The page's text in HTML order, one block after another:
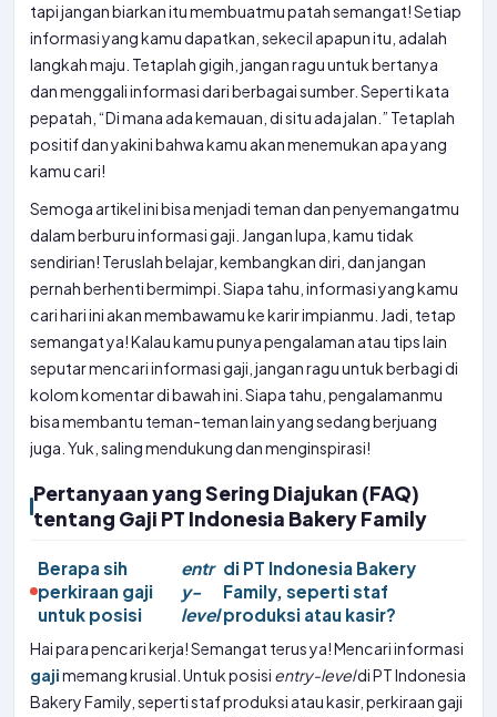
tapi jangan biarkan itu membuatmu patah semangat! Setiap
informasi yang kamu dapatkan, sekecil apapun itu, adalah
langkah maju. Tetaplah gigih, jangan ragu untuk bertanya
dan menggali informasi dari berbagai sumber. Seperti kata
pepatah, “Di mana ada kemauan, di situ ada jalan.” Tetaplah
positif dan yakini bahwa kamu akan menemukan apa yang
kamu cari!
Semoga artikel ini bisa menjadi teman dan penyemangatmu
dalam berburu informasi gaji. Jangan lupa, kamu tidak
sendirian! Teruslah belajar, kembangkan diri, dan jangan
pernah berhenti bermimpi. Siapa tahu, informasi yang kamu
cari hari ini akan membawamu ke karir impianmu. Jadi, tetap
semangat ya! Kalau kamu punya pengalaman atau tips lain
seputar mencari informasi gaji, jangan ragu untuk berbagi di
kolom komentar di bawah ini. Siapa tahu, pengalamanmu
bisa membantu teman-teman lain yang sedang berjuang
juga. Yuk, saling mendukung dan menginspirasi!
Pertanyaan yang Sering Diajukan (FAQ)
tentang Gaji PT Indonesia Bakery Family
Berapa sih
perkiraan gaji
untuk posisi
entr
y-
level
di PT Indonesia Bakery
Family, seperti staf
produksi atau kasir?
Hai para pencari kerja! Semangat terus ya! Mencari informasi
gajimemang krusial. Untuk posisi entry-leveldi PT Indonesia
Bakery Family, seperti staf produksi atau kasir, perkiraan gaji